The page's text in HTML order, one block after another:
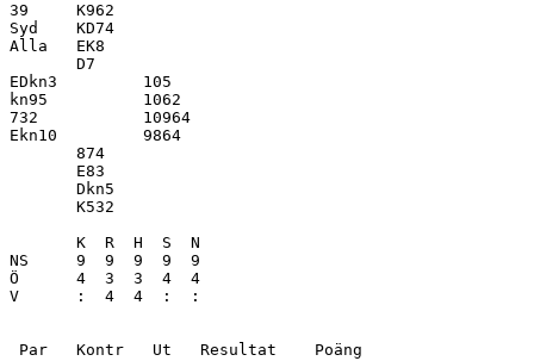
39     K962
Syd    KD74
Alla   EK8
       D7
EDkn3         105
kn95          1062
732           10964
Ekn10         9864
       874
       E83
       Dkn5
       K532
       K  R  H  S  N
NS     9  9  9  9  9
Ö      4  3  3  4  4
V      :  4  4  :  :
Par   Kontr   Ut   Resultat    Poäng